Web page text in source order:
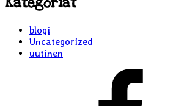
blogi
Uncategorized
uutinen